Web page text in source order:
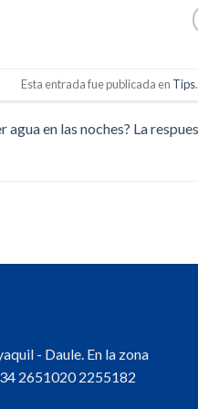
Esta entrada fue publicada en Tips
agua en las noches? La
- Daule. En la zona
2651020 2255182